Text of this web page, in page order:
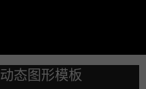
态图形模板